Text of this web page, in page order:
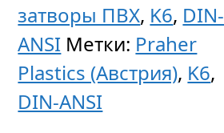
затворы ПВХ, K6, DIN-
ANSI Метки: Praher
Plastics (Австрия), K6,
DIN-ANSI